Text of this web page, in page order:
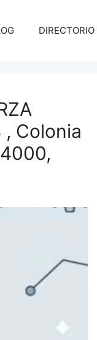
, Colonia